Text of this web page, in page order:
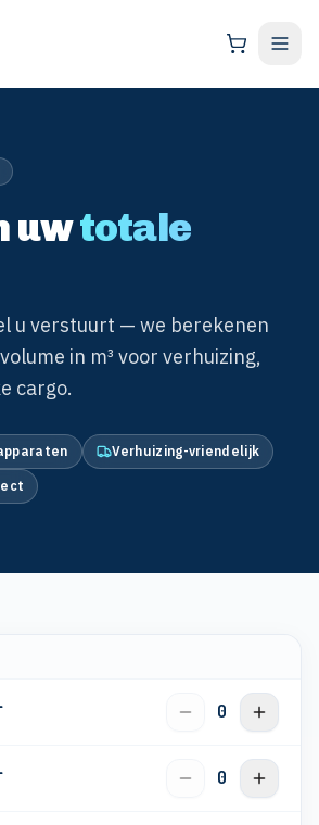
uwtotale
u verstuurt — we berekenen
in m³ voor verhuizing,
cargo.
Verhuizing-vriendelijk
0
0